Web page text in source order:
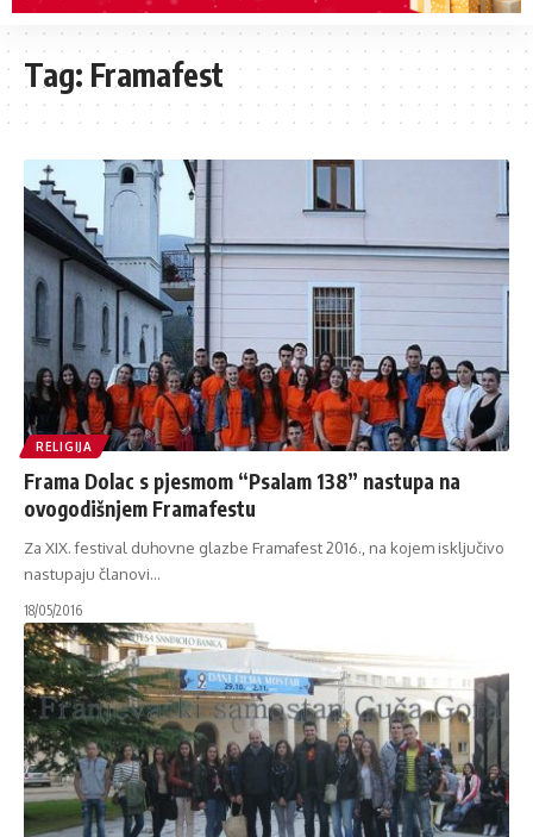
Tag: Framafest
RELIGIJA
Frama Dolac s pjesmom “Psalam 138” nastupa na
ovogodišnjem Framafestu
Za XIX. festival duhovne glazbe Framafest 2016., na kojem isključivo
nastupaju članovi…
18/05/2016